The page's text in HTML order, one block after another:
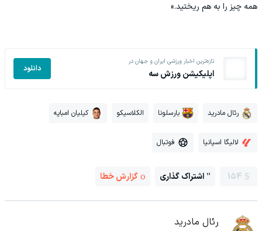
همه چیز را به هم ریختید.»
تازه‌ترین اخبار ورزشی ایران و جهان در
اپلیکیشن ورزش سه دانلود
رئال مادرید بارسلونا الکلاسیکو کیلیان امباپه
لالیگا اسپانیا فوتبال
154 اشتراک گذاری گزارش خطا
رئال مادرید